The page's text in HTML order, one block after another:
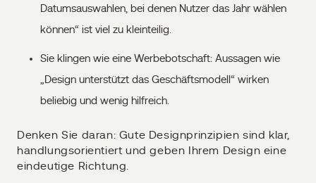
Datumsauswahlen, bei denen Nutzer das Jahr wählen
können“ ist viel zu kleinteilig.
Sie klingen wie eine Werbebotschaft: Aussagen wie
„Design unterstützt das Geschäftsmodell“ wirken
beliebig und wenig hilfreich.
Denken Sie daran: Gute Designprinzipien sind klar,
handlungsorientiert und geben Ihrem Design eine
eindeutige Richtung.